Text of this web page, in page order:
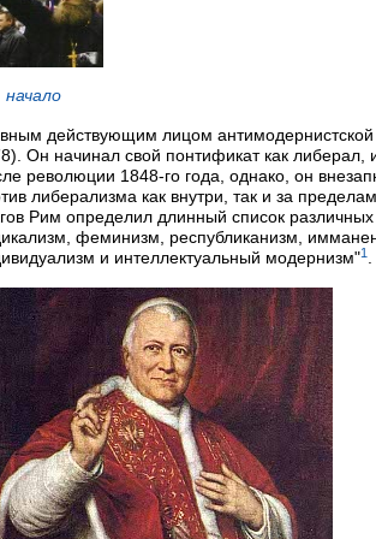
начало
действующим лицом
Он начинал свой понтификат как
революции 1848-го года, однако, он
либерализма как внутри, так и за
Рим определил длинный список
феминизм, республиканизм,
и интеллектуальный модернизм"1